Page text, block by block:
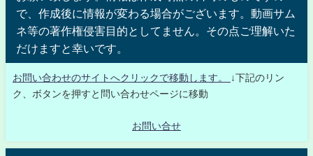
で、作成後に情報が変わる場合がございます。動画サム
ネ等の著作権侵害目的としてません。その点ご理解いた
だけますと幸いです。
お問い合わせのサイトへクリックで移動します。
↓下記のリン
ク、ボタンを押すと問い合わせページに移動
お問い合せ